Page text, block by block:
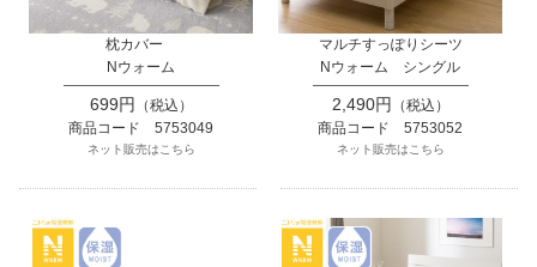
枕カバー
Nウォーム
699円
（税込）
商品コード 5753049
ネット販売はこちら
マルチすっぽりシーツ
Nウォーム シングル
2,490円
（税込）
商品コード 5753052
ネット販売はこちら